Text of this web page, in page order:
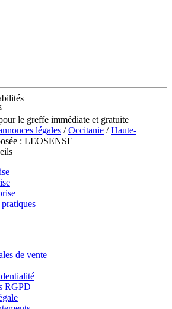
le greffe immédiate et gratuite
légales /Occitanie /Haute-
: LEOSENSE
de vente
RGPD